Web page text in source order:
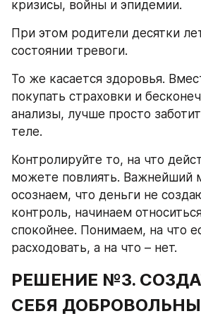
кризисы, войны и эпидемии.
При этом родители десятки
состоянии тревоги.
То же касается здоровья.
покупать страховки и
анализы, лучше просто
теле.
Контролируйте то, на что
можете повлиять. Важнейший
осознаем, что деньги не
контроль, начинаем
спокойнее. Понимаем, на что
расходовать, а на что – нет.
РЕШЕНИЕ №3.
СЕБЯ